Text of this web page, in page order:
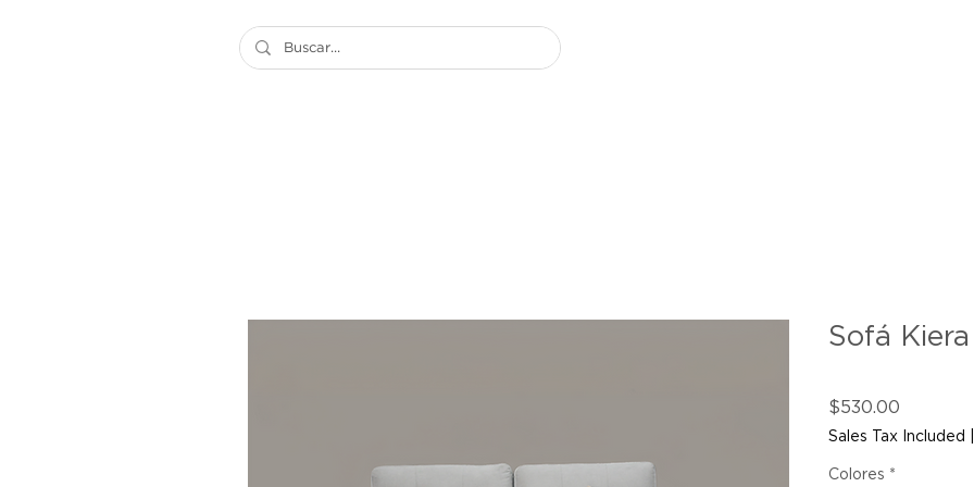
Sofá
$530.00
Sales Tax Included
Colores *